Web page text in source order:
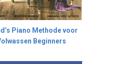
Piano Methode voor
Beginners